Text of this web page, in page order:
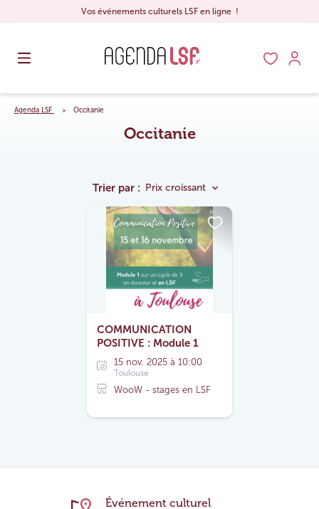
Vos événements culturels LSF en ligne !
Agenda LSF Occitanie
Occitanie
Trier par : Prix croissant
COMMUNICATION
POSITIVE : Module 1
15 nov. 2025 à 10:00
Toulouse
WooW - stages en LSF
Événement culturel